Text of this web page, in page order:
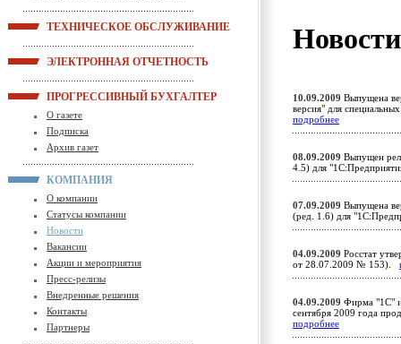
ТЕХНИЧЕСКОЕ ОБСЛУЖИВАНИЕ
ЭЛЕКТРОННАЯ ОТЧЕТНОСТЬ
ПРОГРЕССИВНЫЙ БУХГАЛТЕР
О газете
Подписка
Архив газет
КОМПАНИЯ
О компании
Статусы компании
Новости
Вакансии
Акции и мероприятия
Пресс-релизы
Внедренные решения
Контакты
Партнеры
10.09.2009 Выпущена
версия" для
подробнее
08.09.2009 Выпущен
4.5) для
07.09.2009 Выпущена
(ред. 1.6) для
04.09.2009 Росстат
от 28.07.2009 № 153).
04.09.2009 Фирма "1С"
сентября 2009 года
подробнее